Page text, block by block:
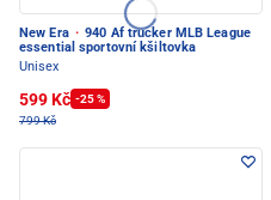
New Era · 940 Af trucker MLB League
essential sportovní kšiltovka
Unisex
599 Kč -25 %
799 Kč